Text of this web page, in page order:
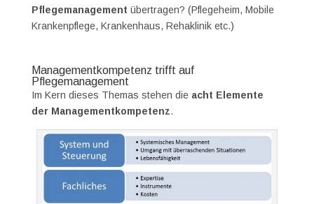
Pflegemanagement übertragen? (Pflegeheim, Mobile
Krankenpflege, Krankenhaus, Rehaklinik etc.)
Managementkompetenz trifft auf
Pflegemanagement
Im Kern dieses Themas stehen die acht Elemente
der Managementkompetenz.